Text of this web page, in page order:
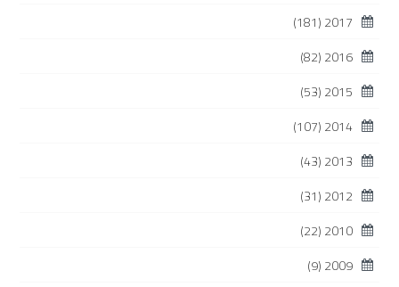
2017
(181)
2016
(82)
2015
(53)
2014
(107)
2013
(43)
2012
(31)
2010
(22)
2009
(9)